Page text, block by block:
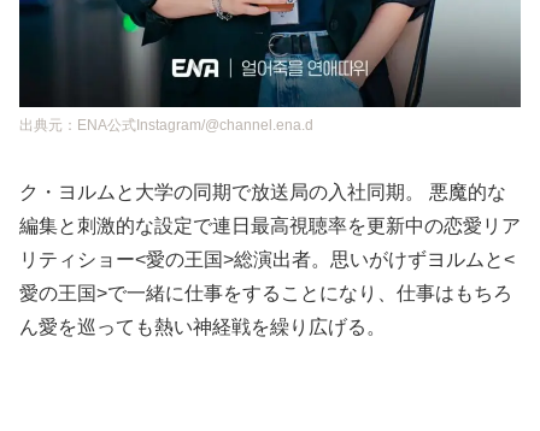
出典元：ENA公式Instagram/@channel.ena.d
ク・ヨルムと大学の同期で放送局の入社同期。 悪魔的な
編集と刺激的な設定で連日最高視聴率を更新中の恋愛リア
リティショー<愛の王国>総演出者。思いがけずヨルムと<
愛の王国>で一緒に仕事をすることになり、仕事はもちろ
ん愛を巡っても熱い神経戦を繰り広げる。